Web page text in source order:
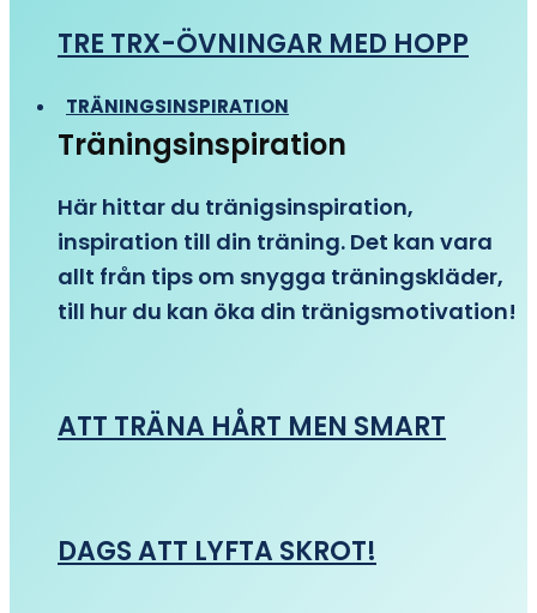
TRE TRX-ÖVNINGAR MED HOPP
TRÄNINGSINSPIRATION
Träningsinspiration
Här hittar du tränigsinspiration,
inspiration till din träning. Det kan vara
allt från tips om snygga träningskläder,
till hur du kan öka din tränigsmotivation!
ATT TRÄNA HÅRT MEN SMART
DAGS ATT LYFTA SKROT!